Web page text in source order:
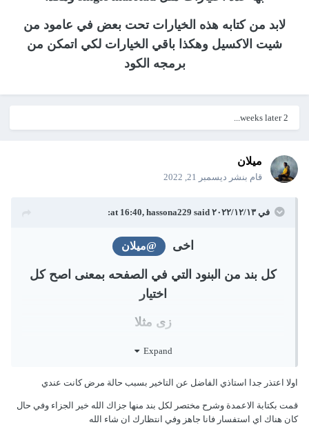
لابد من كتابه هذه الخيارات تحت بعض في عامود من
شيت الاكسيل وهكذا باقي الخيارات لكي اتمكن من
برمجه الكود
2 weeks later...
ميلان
قام بنشر ديسمبر 21, 2022
في ١٣‏/١٢‏/٢٠٢٢ at 16:40, hassona229said:
اخى @ميلان
كل بند من البنود التي في الصفحه بمعنى اصح كل
اختيار
زى مثلا
marital status
بها عدد اختيارات مثل single marriad وهكذا
لابد من كتابه هذه الخيارات تحت بعض في عامود من
شيت الاكسيل وهكذا باقي الخيارات لكي اتمكن من
Expand
اولا اعتذر جدا استاذي الفاضل عن التاخير بسبب حالة مرض كانت عندي
قمت بكتابة الاعمدة وشرح مختصر لكل بند منها جزاك الله خير الجزاء وفي حال
كان هناك اي استفسار فانا جاهز وفي انتظارك ان شاء الله